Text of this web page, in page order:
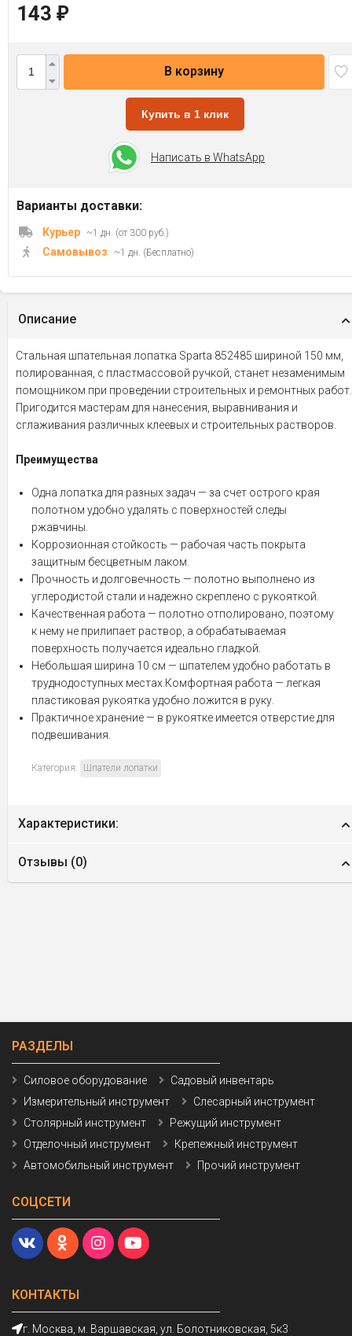
143 ₽
В корзину
Купить в 1 клик
Написать в WhatsApp
Варианты доставки:
Курьер ~1 дн. (от 300 руб.)
Самовывоз ~1 дн. (Бесплатно)
Описание
Стальная шпательная лопатка Sparta 852485 шириной 150 мм,
полированная, с пластмассовой ручкой, станет незаменимым
помощником при проведении строительных и ремонтных работ.
Пригодится мастерам для нанесения, выравнивания и
сглаживания различных клеевых и строительных растворов.
Преимущества
Одна лопатка для разных задач — за счет острого края
полотном удобно удалять с поверхностей следы
ржавчины.
Коррозионная стойкость — рабочая часть покрыта
защитным бесцветным лаком.
Прочность и долговечность — полотно выполнено из
углеродистой стали и надежно скреплено с рукояткой.
Качественная работа — полотно отполировано, поэтому
к нему не прилипает раствор, а обрабатываемая
поверхность получается идеально гладкой.
Небольшая ширина 10 см — шпателем удобно работать в
труднодоступных местах.Комфортная работа — легкая
пластиковая рукоятка удобно ложится в руку.
Практичное хранение — в рукоятке имеется отверстие для
подвешивания.
Категория: Шпатели лопатки
Характеристики:
Отзывы (0)
КОНТАКТЫ
г. Москва, м. Варшавская, ул. Болотниковская, 5к3
РАЗДЕЛЫ
Силовое оборудование
Садовый инвентарь
Измерительный инструмент
Слесарный инструмент
Столярный инструмент
Режущий инструмент
Отделочный инструмент
Крепежный инструмент
Автомобильный инструмент
Прочий инструмент
СОЦСЕТИ